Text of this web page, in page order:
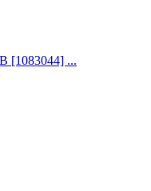
[1083044] ...